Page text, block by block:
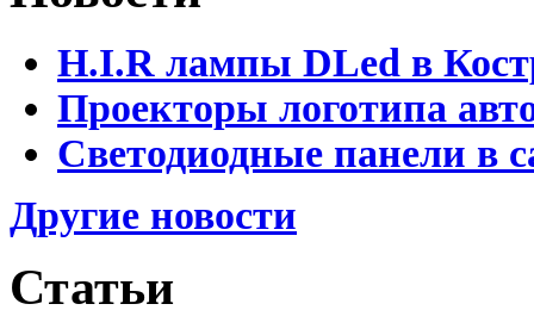
H.I.R лампы DLed в
Проекторы логотипа
Светодиодные панели в
Другие новости
Статьи